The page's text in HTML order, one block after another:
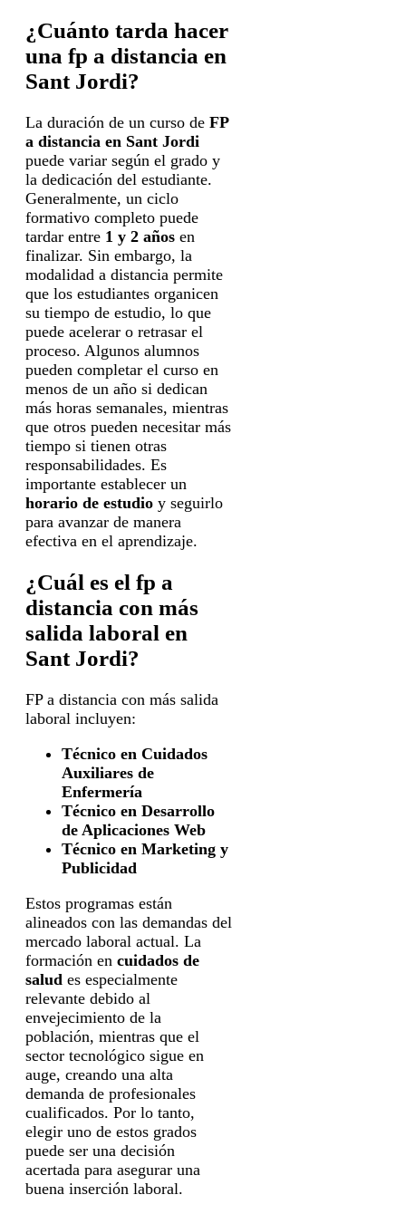
¿Cuánto tarda hacer
una fp a distancia en
Sant Jordi?
La duración de un curso de FP
a distancia en Sant Jordi
puede variar según el grado y
la dedicación del estudiante.
Generalmente, un ciclo
formativo completo puede
tardar entre 1 y 2 años en
finalizar. Sin embargo, la
modalidad a distancia permite
que los estudiantes organicen
su tiempo de estudio, lo que
puede acelerar o retrasar el
proceso. Algunos alumnos
pueden completar el curso en
menos de un año si dedican
más horas semanales, mientras
que otros pueden necesitar más
tiempo si tienen otras
responsabilidades. Es
importante establecer un
horario de estudio y seguirlo
para avanzar de manera
efectiva en el aprendizaje.
¿Cuál es el fp a
distancia con más
salida laboral en
Sant Jordi?
FP a distancia con más salida
laboral incluyen:
Técnico en Cuidados
Auxiliares de
Enfermería
Técnico en Desarrollo
de Aplicaciones Web
Técnico en Marketing y
Publicidad
Estos programas están
alineados con las demandas del
mercado laboral actual. La
formación en cuidados de
salud es especialmente
relevante debido al
envejecimiento de la
población, mientras que el
sector tecnológico sigue en
auge, creando una alta
demanda de profesionales
cualificados. Por lo tanto,
elegir uno de estos grados
puede ser una decisión
acertada para asegurar una
buena inserción laboral.